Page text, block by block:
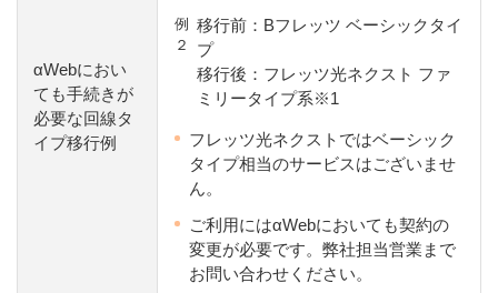
αWebにおい
ても手続きが
必要な回線タ
イプ移行例
例
２
移行前：Bフレッツ ベーシックタイ
プ
移行後：フレッツ光ネクスト ファ
ミリータイプ系※1
フレッツ光ネクストではベーシック
タイプ相当のサービスはございませ
ん。
ご利用にはαWebにおいても契約の
変更が必要です。弊社担当営業まで
お問い合わせください。